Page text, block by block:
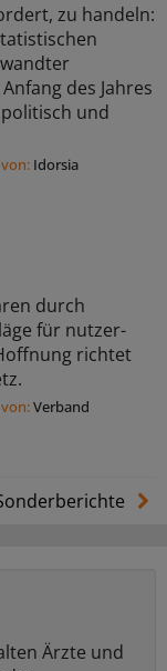
zu handeln:
des Jahres
und
Idorsia
durch
für nutzer-
richtet
Verband
Ärzte und